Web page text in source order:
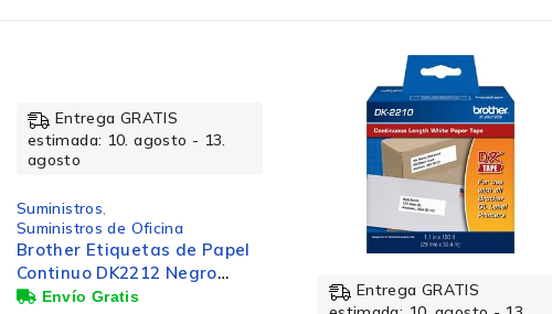
Rendimiento de impresión
Entrega GRATIS
Entrega GRATIS
estimada: 10. agosto - 13.
agosto
Suministros,
Suministros de Impresión
Brother Cartucho de Super
Negro, 3000 Páginas